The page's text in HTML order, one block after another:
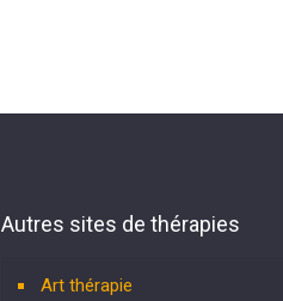
Autres sites de thérapies
Art thérapie